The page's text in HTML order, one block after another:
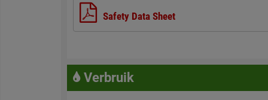
Safety Data Sheet
Verbruik